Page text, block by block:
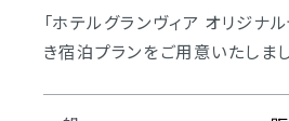
「ホテルグランヴィア オリジナ
き宿泊プランをご用意いたしまし